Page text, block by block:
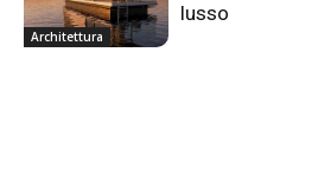
Architettura
lusso